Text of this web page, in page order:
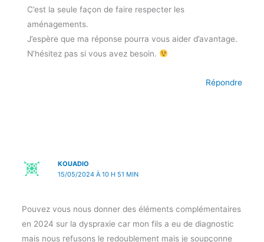
C’est la seule façon de faire respecter les
aménagements.
J’espère que ma réponse pourra vous aider d’avantage.
N’hésitez pas si vous avez besoin.
Répondre
KOUADIO
15/05/2024 À 10 H 51 MIN
Pouvez vous nous donner des éléments complémentaires
en 2024 sur la dyspraxie car mon fils a eu de diagnostic
mais nous refusons le redoublement mais je soupçonne